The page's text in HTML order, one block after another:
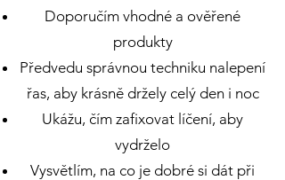
Doporučím vhodné a ověřené
produkty
Předvedu správnou techniku nalepení
řas, aby krásně držely celý den i noc
Ukážu, čím zafixovat líčení, aby
vydrželo
Vysvětlím, na co je dobré si dát při